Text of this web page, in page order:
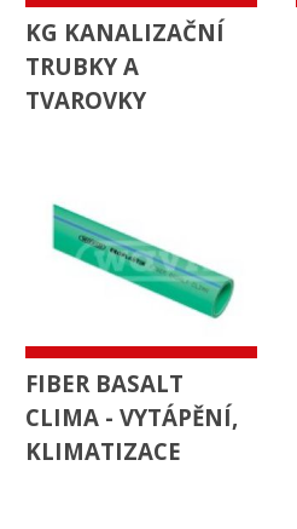
KG KANALIZAČNÍ
TRUBKY A
TVAROVKY
FIBER BASALT
CLIMA - VYTÁPĚNÍ,
KLIMATIZACE